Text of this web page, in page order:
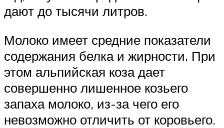
дают до тысячи литров.
Молоко имеет средние показатели
содержания белка и жирности. При
этом альпийская коза дает
совершенно лишенное козьего
запаха молоко, из-за чего его
невозможно отличить от коровьего.